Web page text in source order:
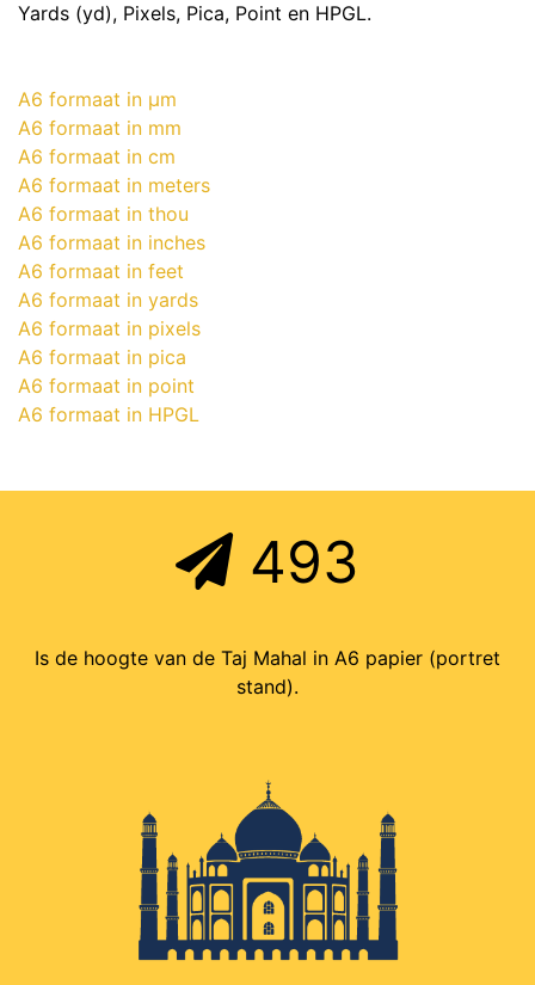
Yards (yd), Pixels, Pica, Point en HPGL.
A6 formaat in μm
A6 formaat in mm
A6 formaat in cm
A6 formaat in meters
A6 formaat in thou
A6 formaat in inches
A6 formaat in feet
A6 formaat in yards
A6 formaat in pixels
A6 formaat in pica
A6 formaat in point
A6 formaat in HPGL
493
Is de hoogte van de Taj Mahal in A6 papier (portret
stand).